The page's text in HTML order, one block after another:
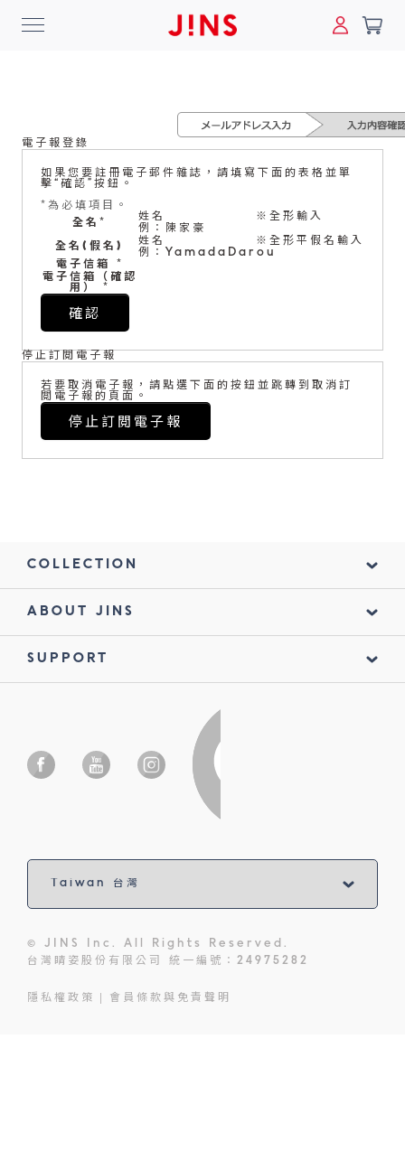
最新消息
商品系列
Collection
Online Shop
FAQ
0
電子報登錄
如果您要註冊電子郵件雜誌，請填寫下面的表格並單
擊“確認”按鈕。
* 為必填項目。
全名 *
姓名
※全形輸入
例：陳家豪
全名(假名)
姓名
※全形平假名輸入
例：YamadaDarou
電子信箱
*
電子信箱（確認
用）
*
確認
停止訂閲電子報
若要取消電子報，請點選下面的按鈕並跳轉到取消訂
閲電子報的頁面。
停止訂閲電子報
COLLECTION
ABOUT JINS
SUPPORT
© JINS Inc. All Rights Reserved.
台灣睛姿股份有限公司 統一編號：24975282
隱私權政策 會員條款與免責聲明